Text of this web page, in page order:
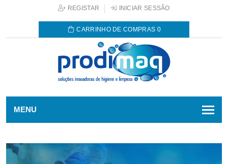
REGISTAR INICIAR SESSÃO
CARRINHO DE COMPRAS 0
MENU